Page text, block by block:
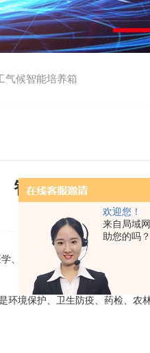
欢迎您！
来自局域
助您的吗？
气候智能培养箱
智能生化培养箱具
发布日期：
、环保等科研，教育部门*的实
境保护、卫生防疫、药检、农